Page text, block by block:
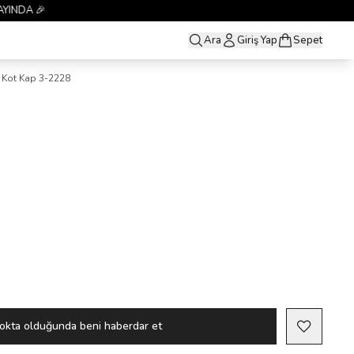
Ara Giriş Yap Sepet
Kot Kap 3-2228
olduğunda beni haberdar et